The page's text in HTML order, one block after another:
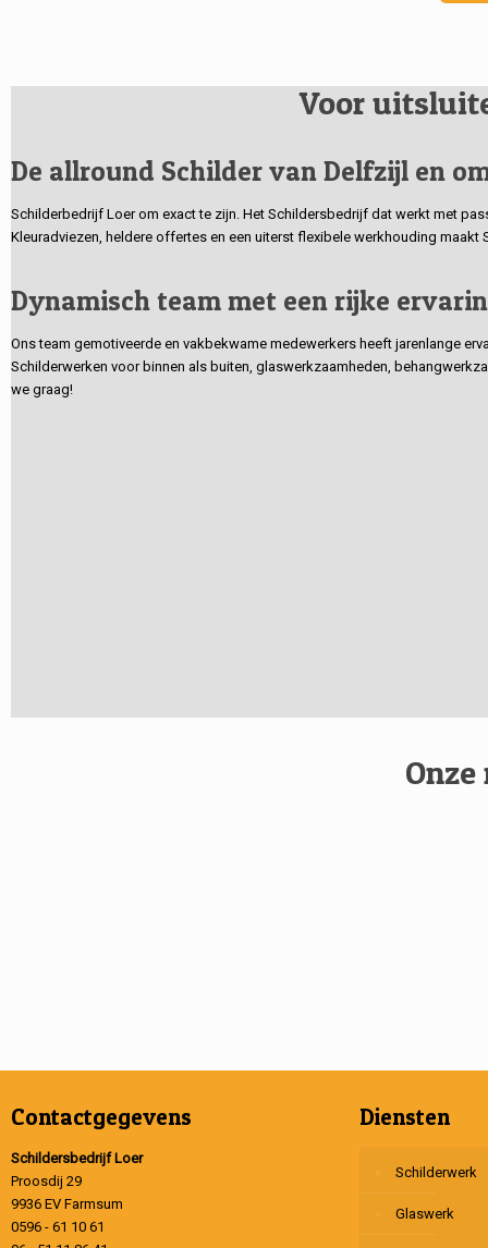
Voor
De allround Schilder van Delfzijl en
Schilderbedrijf Loer om exact te zijn. Het Schildersbedrijf dat werkt met
Kleuradviezen, heldere offertes en een uiterst flexibele werkhouding
Dynamisch team met een rijke
Ons team gemotiveerde en vakbekwame medewerkers heeft jarenlange
Schilderwerken voor binnen als buiten, glaswerkzaamheden,
we graag!
Contactgegevens
Schildersbedrijf Loer
Proosdij 29
9936 EV Farmsum
0596 - 61 10 61
Diensten
Schilderwerk
Glaswerk